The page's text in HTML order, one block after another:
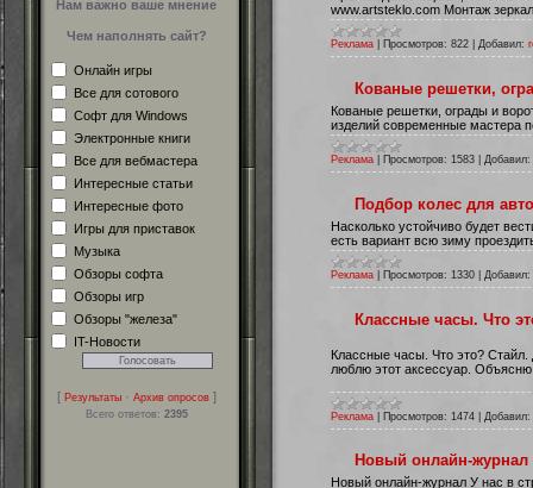
Нам важно ваше мнение
Чем наполнять сайт?
Онлайн игры
Все для сотового
Софт для Windows
Электронные книги
Все для вебмастера
Интересные статьи
Интересные фото
Игры для приставок
Музыка
Обзоры софта
Обзоры игр
Обзоры "железа"
IT-Новости
[ Результаты· Архив опросов]
Всего ответов: 2395
www.artsteklo.com Монтаж
Реклама Просмотров: 822 Добавил:
Кованые решетки,
Кованые решетки, ограды и
изделий современные мастера
Реклама Просмотров: 1583 Добавил:
Подбор колес для
Насколько устойчиво будет
есть вариант всю зиму
Реклама Просмотров: 1330 Добавил:
Классные часы. Что
Классные часы. Что это? Стайл.
люблю этот аксессуар.
Реклама Просмотров: 1474 Добавил:
Новый онлайн-журнал
Новый онлайн-журнал У нас в